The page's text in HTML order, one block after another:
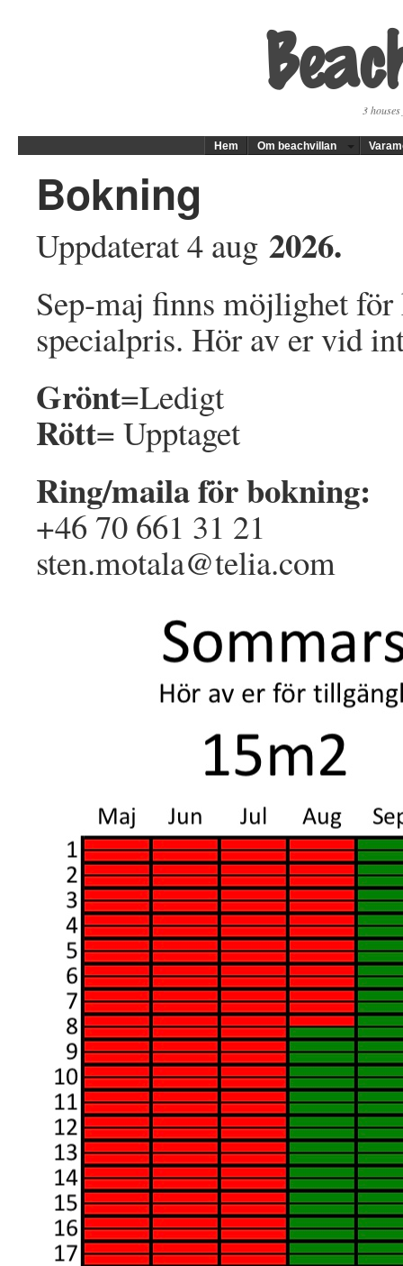
3
Hem Om beachvillan
Bokning
Uppdaterat 4 aug 2026.
Sep-maj finns möjlighet
specialpris. Hör av er vid
Grönt=Ledigt
Rött= Upptaget
Ring/maila för bokning:
+46 70 661 31 21
sten.motala@telia.com